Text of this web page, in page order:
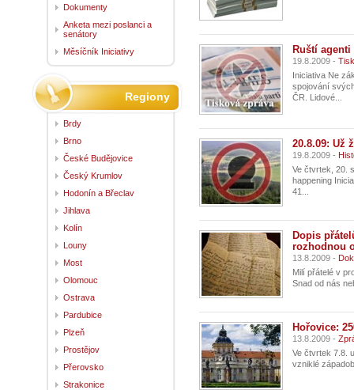
Ruští
19.8.2009 -
Iniciativa Ne
spojování
ČR. Lidové...
20.8.09: Už
19.8.2009 -
Ve čtvrtek, 20.
happening
41...
Dopis
rozhodnou
13.8.2009 -
Milí přátelé v
Snad od nás
Hořovice:
13.8.2009 -
Ve čtvrtek 7.8.
vzniklé
Dokumenty
Anketa mezi poslanci a
senátory
Měsíčník Iniciativy
Regiony
Brdy
Brno
České Budějovice
Český Krumlov
Hodonín a Břeclav
Jihlava
Kolín
Louny
Most
Olomouc
Ostrava
Pardubice
Plzeň
Prostějov
Přerovsko
Strakonice